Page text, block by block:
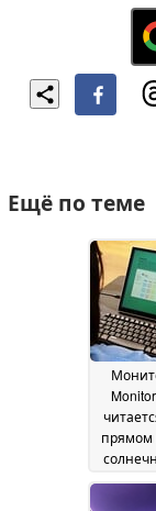
Ещё по теме
прямом